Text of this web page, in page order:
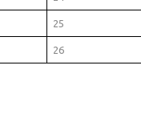
25
26